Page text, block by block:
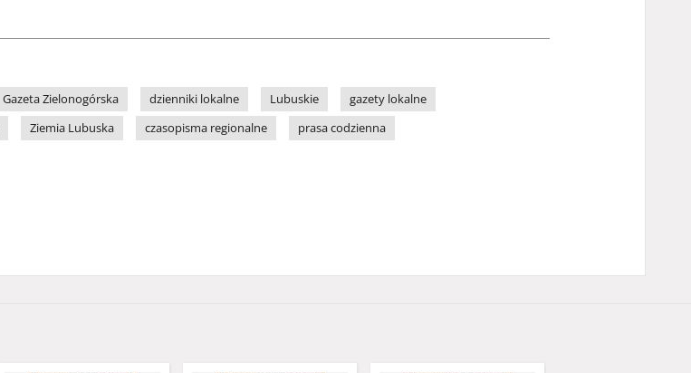
Gazeta Zielonogórska dzienniki lokalne Lubuskie
gazety lokalne
Ziemia Lubuska czasopisma regionalne prasa codzienna